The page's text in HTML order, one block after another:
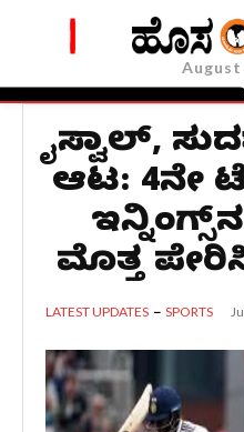
August
ಜೈಸ್ವಾಲ್​,
ಆಟ: 4ನೇ
ಮೊತ್ತ
LATEST UPDATES SPORTS